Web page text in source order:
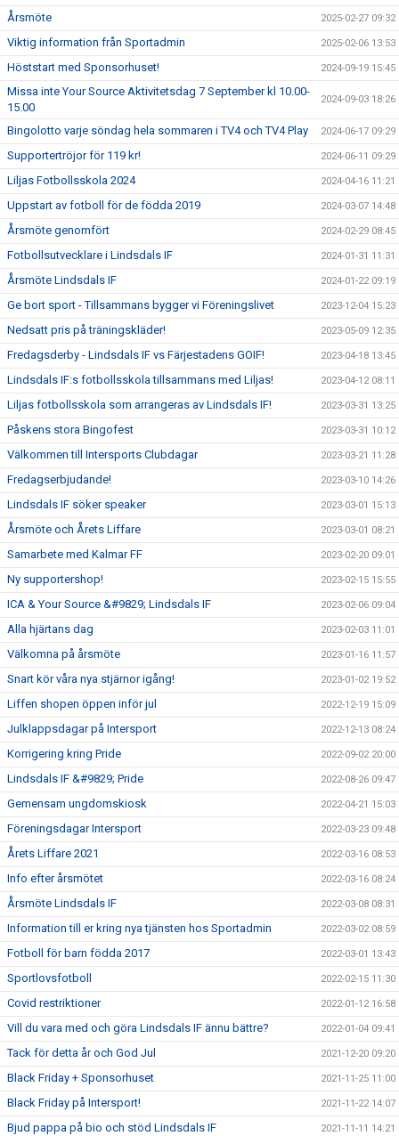
Årsmöte 2025-02-27 09:32
Viktig information från Sportadmin 2025-02-06 13:53
Höststart med Sponsorhuset! 2024-09-19 15:45
Missa inte Your Source Aktivitetsdag 7 September kl 10.00-
15.00
2024-09-03 18:26
Bingolotto varje söndag hela sommaren i TV4 och TV4 Play 2024-06-17 09:29
Supportertröjor för 119 kr! 2024-06-11 09:29
Liljas Fotbollsskola 2024 2024-04-16 11:21
Uppstart av fotboll för de födda 2019 2024-03-07 14:48
Årsmöte genomfört 2024-02-29 08:45
Fotbollsutvecklare i Lindsdals IF 2024-01-31 11:31
Årsmöte Lindsdals IF 2024-01-22 09:19
Ge bort sport - Tillsammans bygger vi Föreningslivet 2023-12-04 15:23
Nedsatt pris på träningskläder! 2023-05-09 12:35
Fredagsderby - Lindsdals IF vs Färjestadens GOIF! 2023-04-18 13:45
Lindsdals IF:s fotbollsskola tillsammans med Liljas! 2023-04-12 08:11
Liljas fotbollsskola som arrangeras av Lindsdals IF! 2023-03-31 13:25
Påskens stora Bingofest 2023-03-31 10:12
Välkommen till Intersports Clubdagar 2023-03-21 11:28
Fredagserbjudande! 2023-03-10 14:26
Lindsdals IF söker speaker 2023-03-01 15:13
Årsmöte och Årets Liffare 2023-03-01 08:21
Samarbete med Kalmar FF 2023-02-20 09:01
Ny supportershop! 2023-02-15 15:55
ICA & Your Source &#9829; Lindsdals IF 2023-02-06 09:04
Alla hjärtans dag 2023-02-03 11:01
Välkomna på årsmöte 2023-01-16 11:57
Snart kör våra nya stjärnor igång! 2023-01-02 19:52
Liffen shopen öppen inför jul 2022-12-19 15:09
Julklappsdagar på Intersport 2022-12-13 08:24
Korrigering kring Pride 2022-09-02 20:00
Lindsdals IF &#9829; Pride 2022-08-26 09:47
Gemensam ungdomskiosk 2022-04-21 15:03
Föreningsdagar Intersport 2022-03-23 09:48
Årets Liffare 2021 2022-03-16 08:53
Info efter årsmötet 2022-03-16 08:24
Årsmöte Lindsdals IF 2022-03-08 08:31
Information till er kring nya tjänsten hos Sportadmin 2022-03-02 08:59
Fotboll för barn födda 2017 2022-03-01 13:43
Sportlovsfotboll 2022-02-15 11:30
Covid restriktioner 2022-01-12 16:58
Vill du vara med och göra Lindsdals IF ännu bättre? 2022-01-04 09:41
Tack för detta år och God Jul 2021-12-20 09:20
Black Friday + Sponsorhuset 2021-11-25 11:00
Black Friday på Intersport! 2021-11-22 14:07
Bjud pappa på bio och stöd Lindsdals IF 2021-11-11 14:21